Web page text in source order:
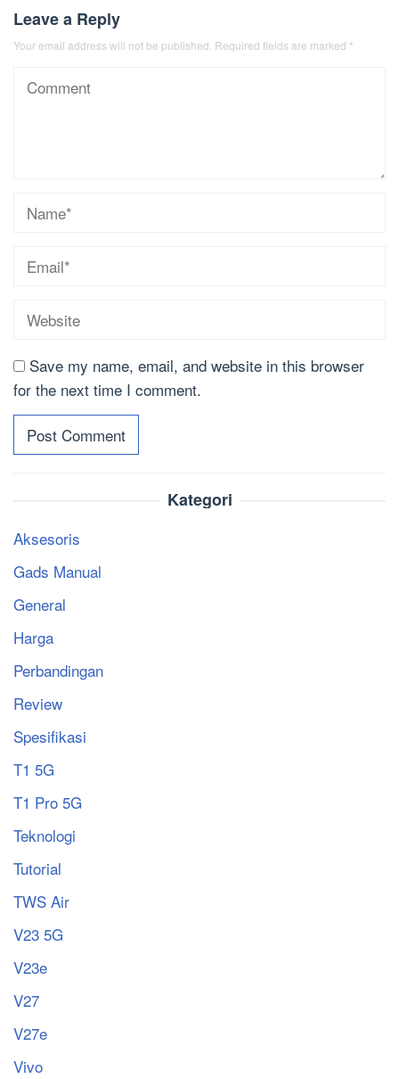
Leave a Reply
Your email address will not be published. Required fields are marked *
Save my name, email, and website in this browser
for the next time I comment.
Kategori
Aksesoris
Gads Manual
General
Harga
Perbandingan
Review
Spesifikasi
T1 5G
T1 Pro 5G
Teknologi
Tutorial
TWS Air
V23 5G
V23e
V27
V27e
Vivo